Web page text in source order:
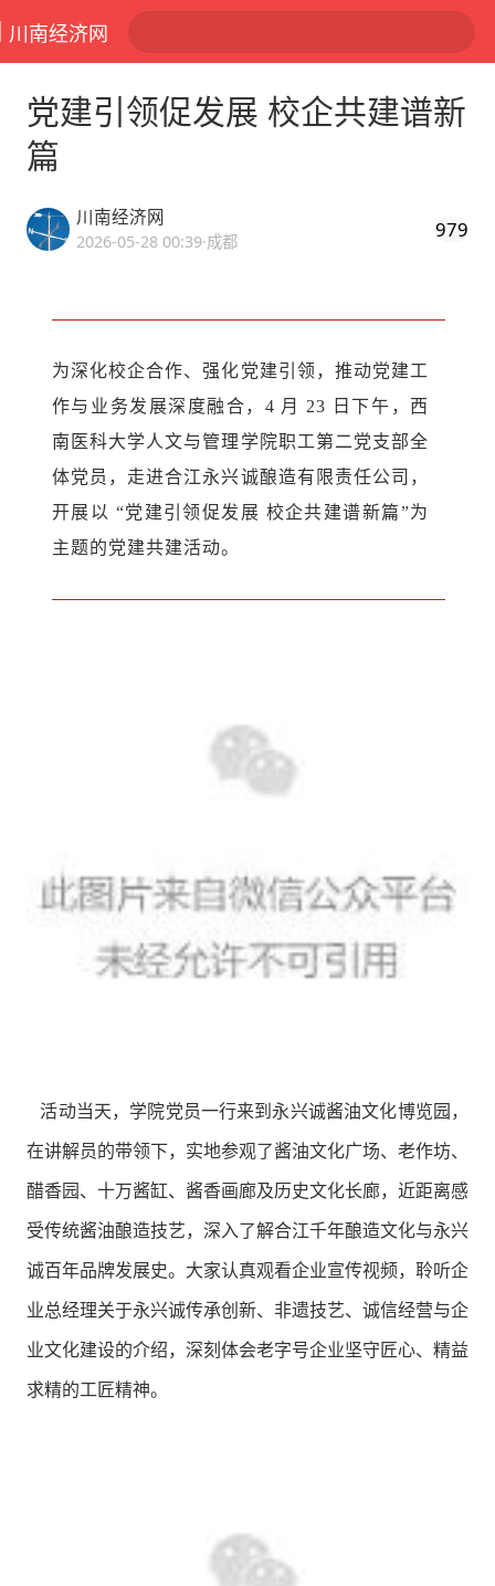
川南经济网
党建引领促发展 校企共建谱新
篇
川南经济网
2026-05-28 00:39·成都 979
为深化校企合作、强化党建引领，推动党建工
作与业务发展深度融合，4 月 23 日下午，西
南医科大学人文与管理学院职工第二党支部全
体党员，走进合江永兴诚酿造有限责任公司，
开展以 “党建引领促发展 校企共建谱新篇”为
主题的党建共建活动。
活动当天，学院党员一行来到永兴诚酱油文化博览园，
在讲解员的带领下，实地参观了酱油文化广场、老作坊、
醋香园、十万酱缸、酱香画廊及历史文化长廊，近距离感
受传统酱油酿造技艺，深入了解合江千年酿造文化与永兴
诚百年品牌发展史。大家认真观看企业宣传视频，聆听企
业总经理关于永兴诚传承创新、非遗技艺、诚信经营与企
业文化建设的介绍，深刻体会老字号企业坚守匠心、精益
求精的工匠精神。